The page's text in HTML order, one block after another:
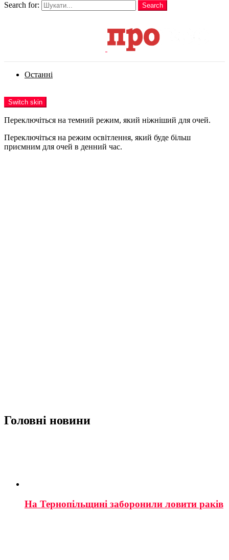
Search for:
Search
Останні
Switch skin
Переключіться на темний режим, який ніжніший для очей.
Переключіться на режим освітлення, який буде більш
приємним для очей в денний час.
Головні новини
На Тернопільщині заборонили ловити раків